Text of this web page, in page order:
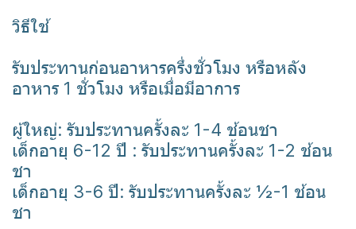
วิธีใช้
รับประทานก่อนอาหารครึ่งชั่วโมง หรือหลัง
อาหาร 1 ชั่วโมง หรือเมื่อมีอาการ
ผู้ใหญ่: รับประทานครั้งละ 1-4 ช้อนชา
เด็กอายุ 6-12 ปี : รับประทานครั้งละ 1-2 ช้อน
ชา
เด็กอายุ 3-6 ปี: รับประทานครั้งละ ½-1 ช้อน
ชา